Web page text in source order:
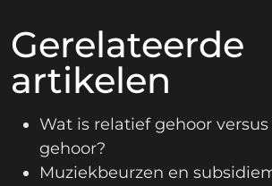
Gerelateerde
artikelen
Wat is relatief gehoor
gehoor?
Muziekbeurzen en